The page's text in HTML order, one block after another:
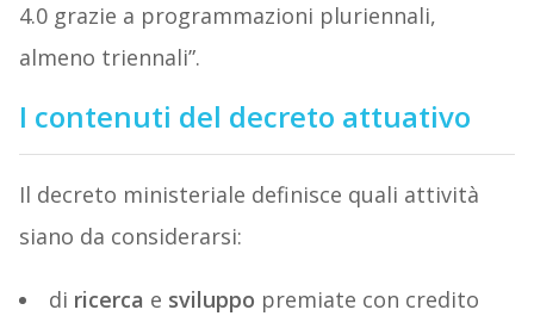
4.0 grazie a programmazioni pluriennali,
almeno triennali”.
I contenuti del decreto attuativo
Il decreto ministeriale definisce quali attività
siano da considerarsi:
di ricerca e sviluppo premiate con credito